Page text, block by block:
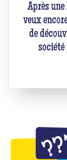
Après
veux
de
société